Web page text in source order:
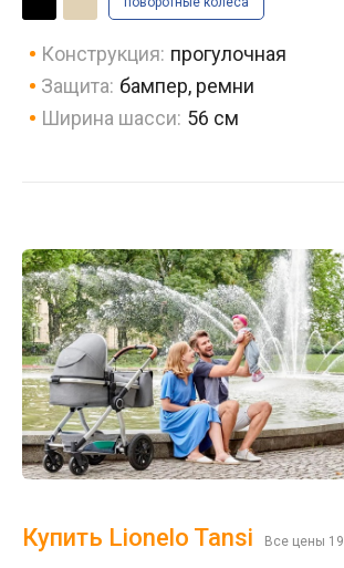
Конструкция: прогулочная
Защита: бампер, ремни
Ширина шасси: 56 см
Купить Lionelo Tansi Все цены 19